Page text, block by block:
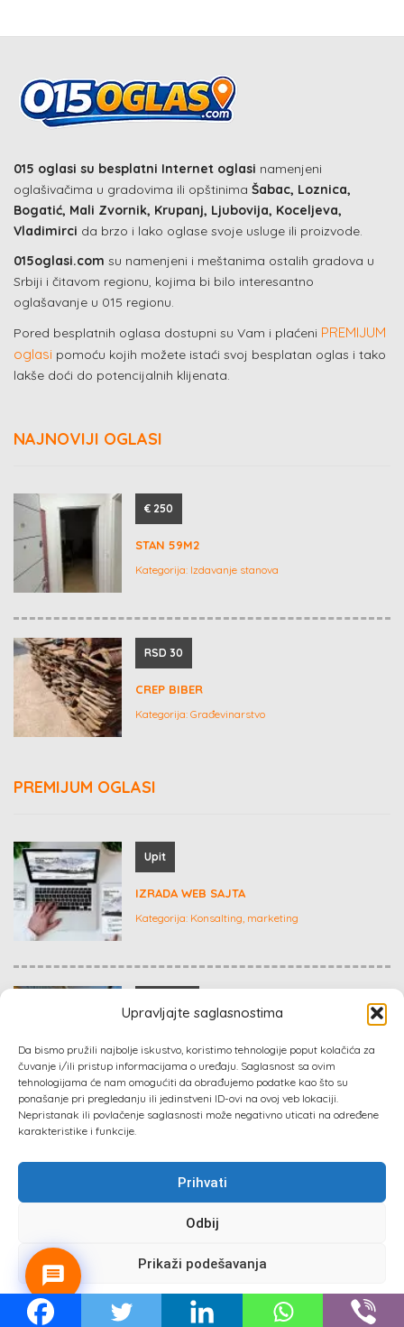
Upravljajte saglasnostima
Da bismo pružili najbolje iskustvo, koristimo tehnologije poput kolačića za
čuvanje i/ili pristup informacijama o uređaju. Saglasnost sa ovim
tehnologijama će nam omogućiti da obrađujemo podatke kao što su
ponašanje pri pregledanju ili jedinstveni ID-ovi na ovoj veb lokaciji.
Nepristanak ili povlačenje saglasnosti može negativno uticati na određene
karakteristike i funkcije.
Prihvati
Odbij
Prikaži podešavanja
Politika privatnosti
015 oglasi su besplatni Internet oglasi namenjeni
oglašivačima u gradovima ili opštinima Šabac, Loznica,
Bogatić, Mali Zvornik, Krupanj, Ljubovija, Koceljeva,
Vladimirci da brzo i lako oglase svoje usluge ili proizvode.
015oglasi.com su namenjeni i meštanima ostalih gradova u
Srbiji i čitavom regionu, kojima bi bilo interesantno
oglašavanje u 015 regionu.
Pored besplatnih oglasa dostupni su Vam i plaćeni PREMIJUM
oglasi pomoću kojih možete istaći svoj besplatan oglas i tako
lakše doći do potencijalnih klijenata.
NAJNOVIJI OGLASI
€ 250
STAN 59M2
Kategorija: Izdavanje stanova
RSD 30
CREP BIBER
Kategorija: Građevinarstvo
PREMIJUM OGLASI
Upit
IZRADA WEB SAJTA
Kategorija: Konsalting, marketing
NA SAMO 30 METARA OD DRINE
Kategorija:Nekretnine
Marketing & PR